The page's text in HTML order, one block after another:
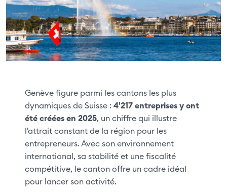
Genève figure parmi les cantons les plus
dynamiques de Suisse :4'217 entreprises y ont
été créées en 2025, un chiffre qui illustre
l'attrait constant de la région pour les
entrepreneurs. Avec son environnement
international, sa stabilité et une fiscalité
compétitive, le canton offre un cadre idéal
pour lancer son activité.